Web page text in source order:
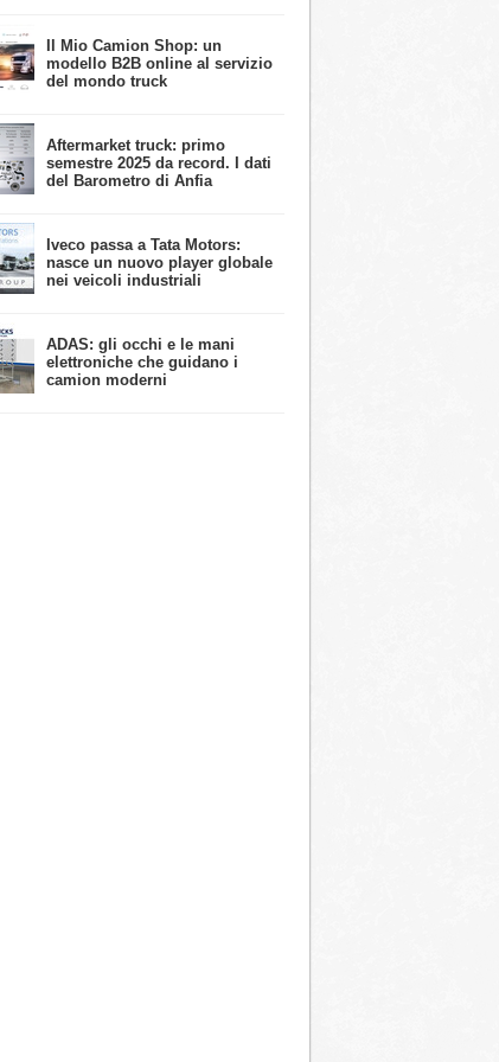
​Il Mio Camion Shop: un
modello B2B online al servizio
del mondo truck
Aftermarket truck: primo
semestre 2025 da record. I dati
del Barometro di Anfia
Iveco passa a Tata Motors:
nasce un nuovo player globale
nei veicoli industriali
ADAS: gli occhi e le mani
elettroniche che guidano i
camion moderni